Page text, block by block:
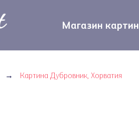
Магазин картин
→ Картина Дубровник, Хорватия